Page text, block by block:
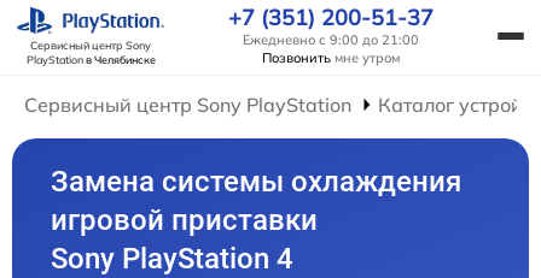
Сервисный центр Sony
PlayStationв Челябинске
+7 (351) 200-51-37
Ежедневно с 9:00 до 21:00
Позвонить мне утром
Сервисный центр Sony PlayStation Каталог
Замена системы охлаждения
игровой приставки
Sony PlayStation 4